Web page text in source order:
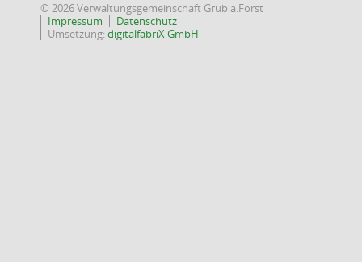
© 2026 Verwaltungsgemeinschaft Grub a.Forst
Impressum
Datenschutz
Umsetzung:digitalfabriX GmbH